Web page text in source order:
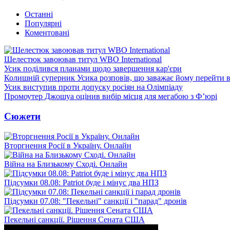
Останні
Популярні
Коментовані
Шелестюк завоював титул WBO International
Усик поділився планами щодо завершення кар'єри
Колишній суперник Усика розповів, що заважає йому перейти
Усик виступив проти допуску росіян на Олімпіаду
Промоутер Джошуа оцінив вибір місця для мегабою з Ф’юрі
Сюжети
Вторгнення Росії в Україну. Онлайн
Війна на Близькому Сході. Онлайн
Підсумки 08.08: Patriot буде і мінус два НПЗ
Підсумки 07.08: "Пекельні" санкції і "парад" дронів
Пекельні санкції. Рішення Сената США